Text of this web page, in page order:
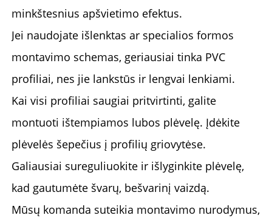
minkštesnius apšvietimo efektus.
Jei naudojate išlenktas ar specialios formos
montavimo schemas, geriausiai tinka PVC
profiliai, nes jie lankstūs ir lengvai lenkiami.
Kai visi profiliai saugiai pritvirtinti, galite
montuoti ištempiamos lubos plėvelę. Įdėkite
plėvelės šepečius į profilių griovytėse.
Galiausiai sureguliuokite ir išlyginkite plėvelę,
kad gautumėte švarų, bešvarinį vaizdą.
Mūsų komanda suteikia montavimo nurodymus,